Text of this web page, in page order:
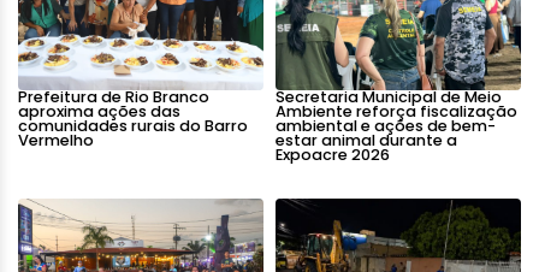
Prefeitura de Rio Branco
aproxima ações das
comunidades rurais do Barro
Vermelho
Secretaria Municipal de Meio
Ambiente reforça fiscalização
ambiental e ações de bem-
estar animal durante a
Expoacre 2026